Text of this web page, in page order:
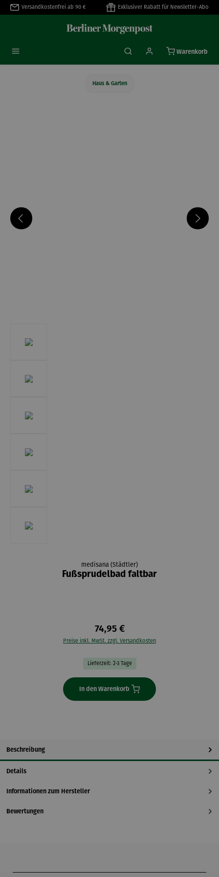
springen
Versandkostenfrei ab 90 € Exklusiver Rabatt für Newsletter-Abo
Warenkorb
Haus & Garten
medisana (Städtler)
Fußsprudelbad faltbar
74,95 €
Preise inkl. MwSt. zzgl. Versandkosten
Lieferzeit: 2-3 Tage
In den Warenkorb
Beschreibung
Details
Informationen zum Hersteller
Bewertungen